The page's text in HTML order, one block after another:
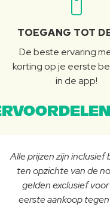
TOEGANG TOT
De beste ervaring
korting op je eerste
in de app!
Alle prijzen zijn
ten opzichte van de
gelden exclusief
eerste aankoop